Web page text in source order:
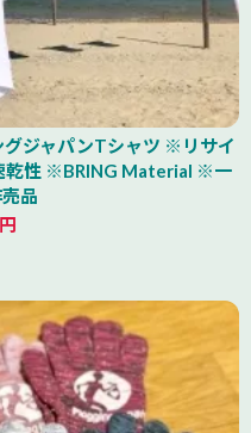
グジャパンTシャツ ※リサイ
乾性 ※BRING Material ※一
品